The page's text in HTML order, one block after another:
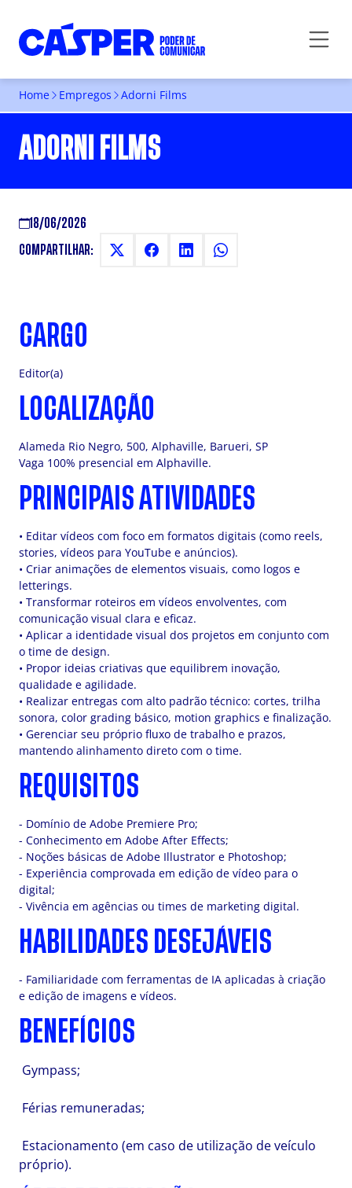
Home Empregos Adorni Films
ADORNI FILMS
18/06/2026
COMPARTILHAR:
CARGO
Editor(a)
LOCALIZAÇÃO
Alameda Rio Negro, 500, Alphaville, Barueri, SP
Vaga 100% presencial em Alphaville.
PRINCIPAIS ATIVIDADES
• Editar vídeos com foco em formatos digitais (como reels,
stories, vídeos para YouTube e anúncios).
• Criar animações de elementos visuais, como logos e
letterings.
• Transformar roteiros em vídeos envolventes, com
comunicação visual clara e eficaz.
• Aplicar a identidade visual dos projetos em conjunto com
o time de design.
• Propor ideias criativas que equilibrem inovação,
qualidade e agilidade.
• Realizar entregas com alto padrão técnico: cortes, trilha
sonora, color grading básico, motion graphics e finalização.
• Gerenciar seu próprio fluxo de trabalho e prazos,
mantendo alinhamento direto com o time.
REQUISITOS
- Domínio de Adobe Premiere Pro;
- Conhecimento em Adobe After Effects;
- Noções básicas de Adobe Illustrator e Photoshop;
- Experiência comprovada em edição de vídeo para o
digital;
- Vivência em agências ou times de marketing digital.
HABILIDADES DESEJÁVEIS
- Familiaridade com ferramentas de IA aplicadas à criação
e edição de imagens e vídeos.
BENEFÍCIOS
Gympass;
Férias remuneradas;
Estacionamento (em caso de utilização de veículo
próprio).